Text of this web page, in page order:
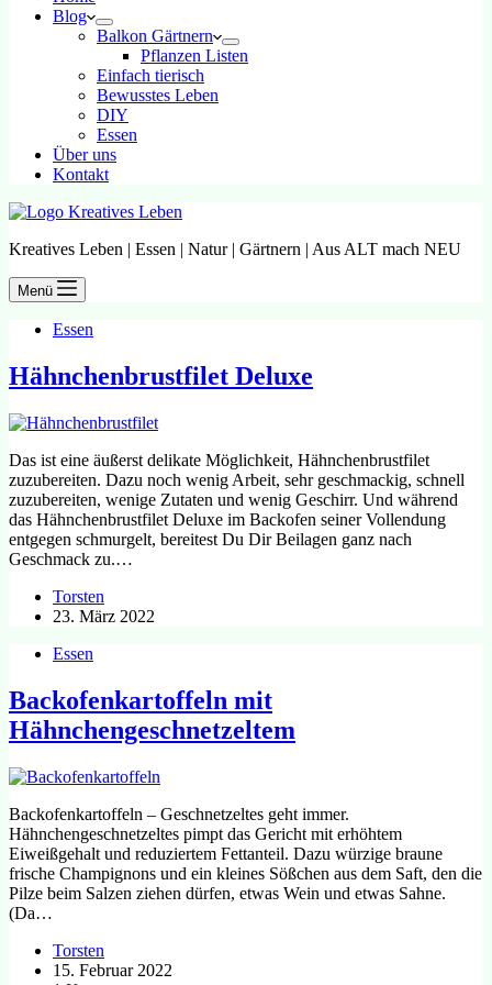
Blog
Balkon Gärtnern
Pflanzen Listen
Einfach tierisch
Bewusstes Leben
DIY
Essen
Über uns
Kontakt
Kreatives Leben | Essen | Natur | Gärtnern | Aus ALT mach NEU
Menü
Essen
Hähnchenbrustfilet Deluxe
Das ist eine äußerst delikate Möglichkeit, Hähnchenbrustfilet
zuzubereiten. Dazu noch wenig Arbeit, sehr geschmackig, schnell
zuzubereiten, wenige Zutaten und wenig Geschirr. Und während
das Hähnchenbrustfilet Deluxe im Backofen seiner Vollendung
entgegen schmurgelt, bereitest Du Dir Beilagen ganz nach
Geschmack zu.…
Torsten
23. März 2022
Essen
Backofenkartoffeln mit
Hähnchengeschnetzeltem
Backofenkartoffeln – Geschnetzeltes geht immer.
Hähnchengeschnetzeltes pimpt das Gericht mit erhöhtem
Eiweißgehalt und reduziertem Fettanteil. Dazu würzige braune
frische Champignons und ein kleines Sößchen aus dem Saft, den die
Pilze beim Salzen ziehen dürfen, etwas Wein und etwas Sahne.
(Da…
Torsten
15. Februar 2022